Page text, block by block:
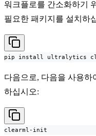
워크플로를 간소화하기
필요한 패키지를 설치하
pip install ultralytics
다음으로, 다음을 사용하
하십시오:
clearml-init